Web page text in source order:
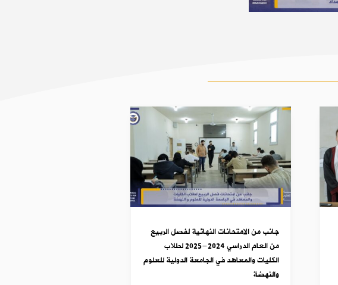
جانب من الامتحانات النهائية لفصل الربيع
من العام الدراسي 2024-2025 لطلاب
الكليات والمعاهد في الجامعة الدولية للعلوم
والنهضة